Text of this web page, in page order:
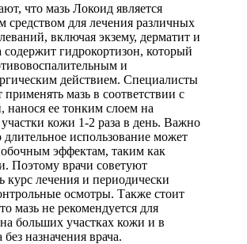
что мазь Локоид является
средством для лечения различных
включая экзему, дерматит и
гидрокортизон, который
и
действием. Специалисты
мазь в соответствии с
нанося ее тонким слоем на
кожи 1-2 раза в день. Важно
использование может
эффектам, таким как
Поэтому врачи советуют
курс лечения и периодически
осмотры. Также стоит
мазь не рекомендуется для
больших участках кожи и в
назначения врача.